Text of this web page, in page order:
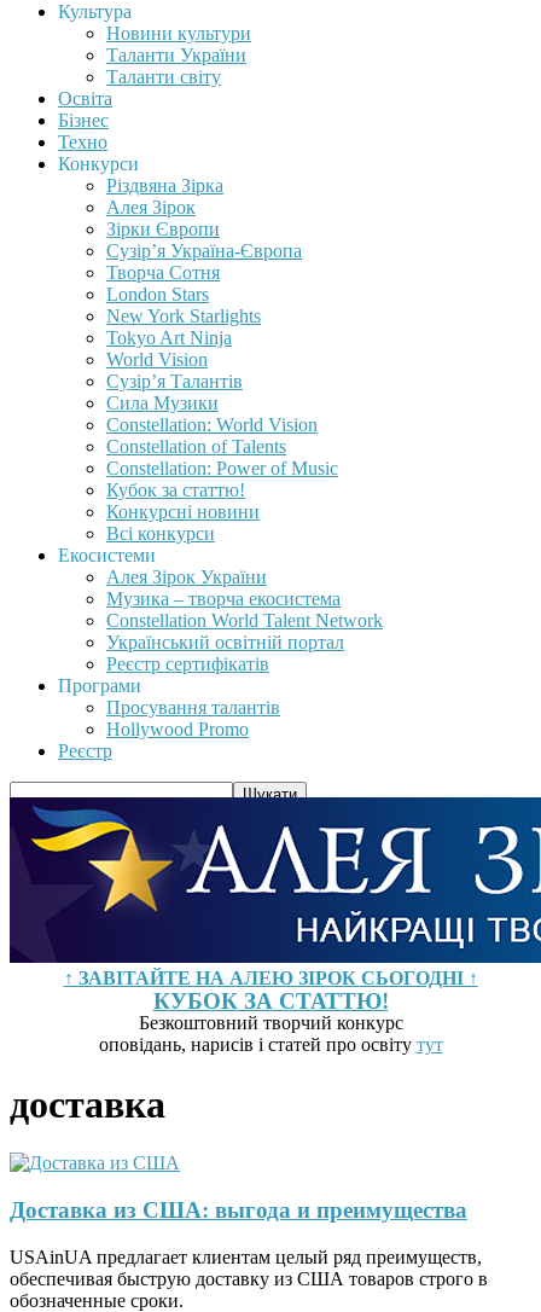
Культура
Новини культури
Таланти України
Таланти світу
Освіта
Бізнес
Техно
Конкурси
Різдвяна Зірка
Алея Зірок
Зірки Європи
Сузір’я Україна-Європа
Творча Сотня
London Stars
New York Starlights
Tokyo Art Ninja
World Vision
Сузір’я Талантів
Сила Музики
Constellation: World Vision
Constellation of Talents
Constellation: Power of Music
Кубок за статтю!
Конкурсні новини
Всі конкурси
Екосистеми
Алея Зірок України
Музика – творча екосистема
Constellation World Talent Network
Український освітній портал
Реєстр сертифікатів
Програми
Просування талантів
Hollywood Promo
Реєстр
↑ ЗАВІТАЙТЕ НА АЛЕЮ ЗІРОК СЬОГОДНІ ↑
КУБОК ЗА СТАТТЮ!
Безкоштовний творчий конкурс
оповідань, нарисів і статей про освіту тут
доставка
Доставка из США: выгода и преимущества
USAinUA предлагает клиентам целый ряд преимуществ,
обеспечивая быструю доставку из США товаров строго в
обозначенные сроки.